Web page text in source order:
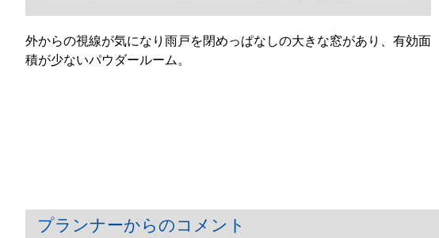
外からの視線が気になり雨戸を閉めっぱなしの大きな窓があり、有効面
積が少ないパウダールーム。
プランナーからのコメント